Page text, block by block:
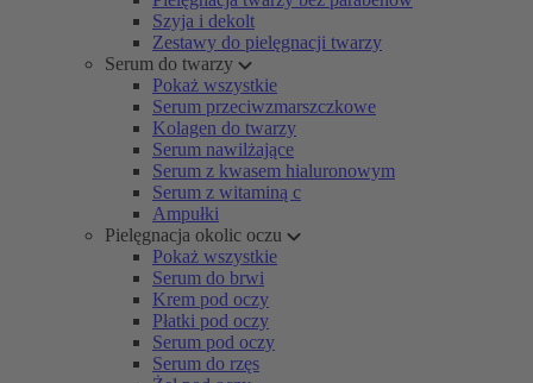
Szyja i dekolt
Zestawy do pielęgnacji twarzy
Serum do twarzy
Pokaż wszystkie
Serum przeciwzmarszczkowe
Kolagen do twarzy
Serum nawilżające
Serum z kwasem hialuronowym
Serum z witaminą c
Ampułki
Pielęgnacja okolic oczu
Pokaż wszystkie
Serum do brwi
Krem pod oczy
Płatki pod oczy
Serum pod oczy
Serum do rzęs